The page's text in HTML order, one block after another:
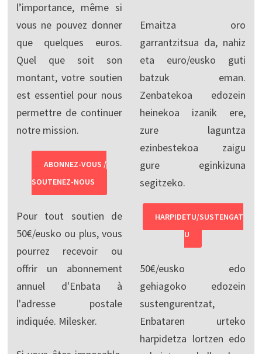
l’importance, même si
vous ne pouvez donner
que quelques euros.
Quel que soit son
montant, votre soutien
est essentiel pour nous
permettre de continuer
notre mission.
ABONNEZ-VOUS /
SOUTENEZ-NOUS
Pour tout soutien de
50€/eusko ou plus, vous
pourrez recevoir ou
offrir un abonnement
annuel d'Enbata à
l'adresse postale
indiquée. Milesker.
Emaitza oro
garrantzitsua da, nahiz
eta euro/eusko guti
batzuk eman.
Zenbatekoa edozein
heinekoa izanik ere,
zure laguntza
ezinbestekoa zaigu
gure eginkizuna
segitzeko.
HARPIDETU/SUSTENGAT
U
50€/eusko edo
gehiagoko edozein
sustengurentzat,
Enbataren urteko
harpidetza lortzen edo